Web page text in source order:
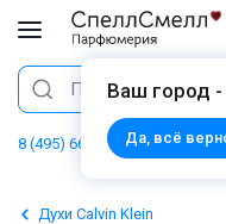
Ваш город
Да, всё
Поиск
8 (495) 668 06 02
Духи Calvin Klein